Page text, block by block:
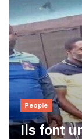
People
Ils font